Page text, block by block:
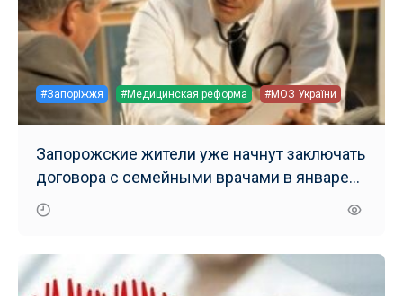
#Запоріжжя #Медицинская реформа #МОЗ України
Запорожские жители уже начнут заключать
договора с семейными врачами в январе
2018 года